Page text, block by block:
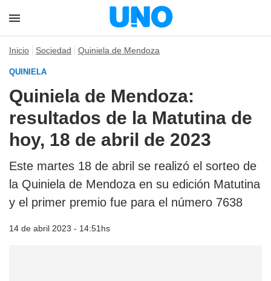
Inicio Sociedad Quiniela de Mendoza
QUINIELA
Quiniela de Mendoza:
resultados de la Matutina de
hoy, 18 de abril de 2023
Este martes 18 de abril se realizó el sorteo de
la Quiniela de Mendoza en su edición Matutina
y el primer premio fue para el número 7638
14 de abril 2023 - 14:51hs